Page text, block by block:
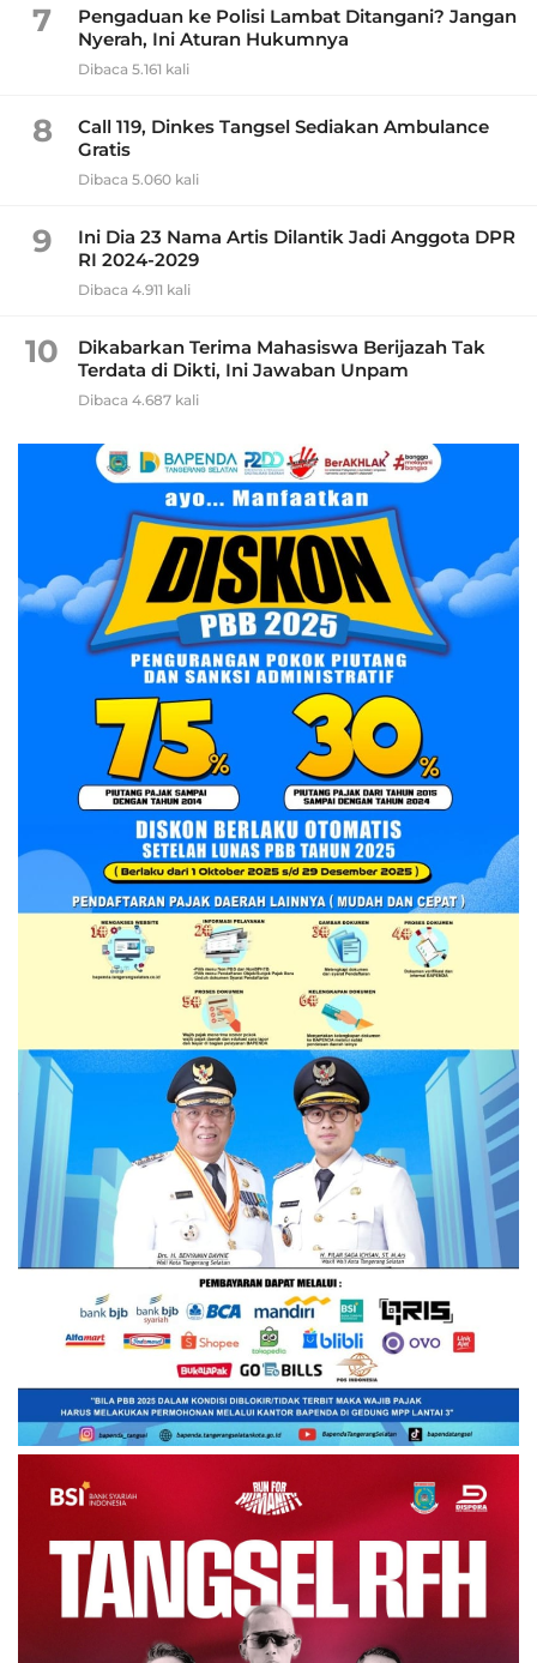
7
Pengaduan ke Polisi Lambat Ditangani? Jangan
Nyerah, Ini Aturan Hukumnya
Dibaca 5.161 kali
8
Call 119, Dinkes Tangsel Sediakan Ambulance
Gratis
Dibaca 5.060 kali
9
Ini Dia 23 Nama Artis Dilantik Jadi Anggota DPR
RI 2024-2029
Dibaca 4.911 kali
10
Dikabarkan Terima Mahasiswa Berijazah Tak
Terdata di Dikti, Ini Jawaban Unpam
Dibaca 4.687 kali